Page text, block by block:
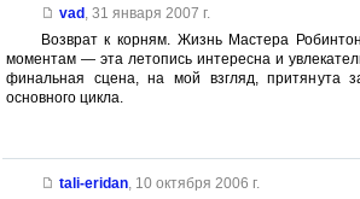
vad, 31 января 2007 г.
Возврат к корням. Жизнь Мастера
моментам — эта летопись интересна и
финальная сцена, на мой взгляд, притянута
основного цикла.
tali-eridan, 10 октября 2006 г.